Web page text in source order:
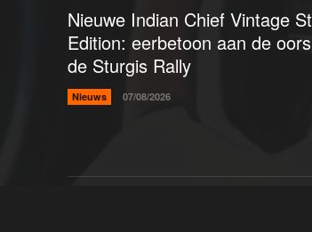
Nieuwe Indian Chief Vintage
Edition: eerbetoon aan de
de Sturgis Rally
Nieuws 07/08/2026